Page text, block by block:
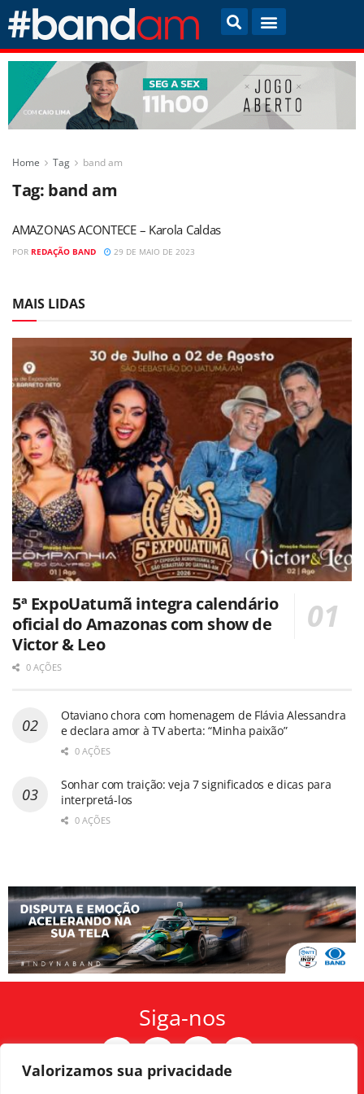
Valorizamos sua privacidade
Home Tag band am
Tag: band am
AMAZONAS ACONTECE – Karola Caldas
POR REDAÇÃO BAND 29 DE MAIO DE 2023
MAIS LIDAS
5ª ExpoUatumã integra calendário
oficial do Amazonas com show de
Victor & Leo
0 AÇÕES
Otaviano chora com homenagem de Flávia Alessandra
e declara amor à TV aberta: “Minha paixão”
0 AÇÕES
Sonhar com traição: veja 7 significados e dicas para
interpretá-los
0 AÇÕES
Siga-nos